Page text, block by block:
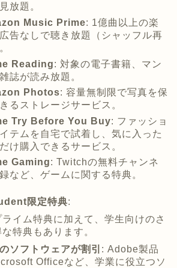
放題。
Music Prime: 1億曲以上の楽
告なしで聴き放題（シャッフル再
Reading: 対象の電子書籍、マン
誌が読み放題。
Photos: 容量無制限で写真を保
るストレージサービス。
Try Before You Buy: ファッショ
テムを自宅で試着し、気に入った
け購入できるサービス。
Gaming: Twitchの無料チャンネ
など、ゲームに関する特典。
限定特典:
イム特典に加えて、学生向けのさ
特典もあります。
ソフトウェアが割引 : Adobe製品
Officeなど、学業に役立つソ